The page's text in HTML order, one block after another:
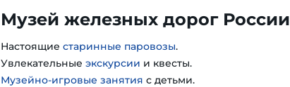
Музей железных дорог России
Настоящие старинные паровозы.
Увлекательные экскурсии и квесты.
Музейно-игровые занятия с детьми.